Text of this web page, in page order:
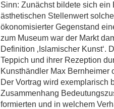
Sinn: Zunächst bildete sich
ästhetischen Stellenwert
ökonomisierter Gegenstand
zum Museum war der Markt
Definition ‚Islamischer Kunst‘.
Teppich und ihrer Rezeption
Kunsthändler Max Bernheimer
Der Vortrag wird exemplarisch
Zusammenhang
formierten und in welchem